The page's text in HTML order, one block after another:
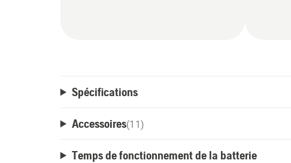
Spécifications
Accessoires(11 )
Temps de fonctionnement de la batterie